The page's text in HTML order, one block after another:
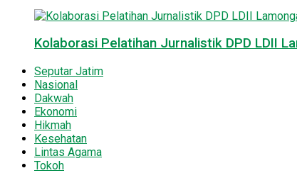
Kolaborasi Pelatihan Jurnalistik DPD LDII
Seputar Jatim
Nasional
Dakwah
Ekonomi
Hikmah
Kesehatan
Lintas Agama
Tokoh